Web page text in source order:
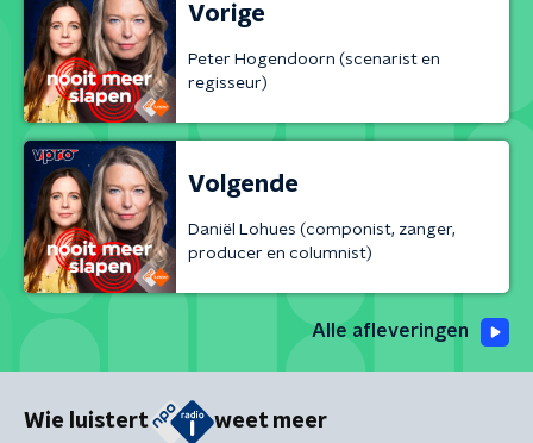
Vorige
Peter Hogendoorn (scenarist en
regisseur)
Volgende
Daniël Lohues (componist, zanger,
producer en columnist)
Alle afleveringen
Wie luistert weet meer